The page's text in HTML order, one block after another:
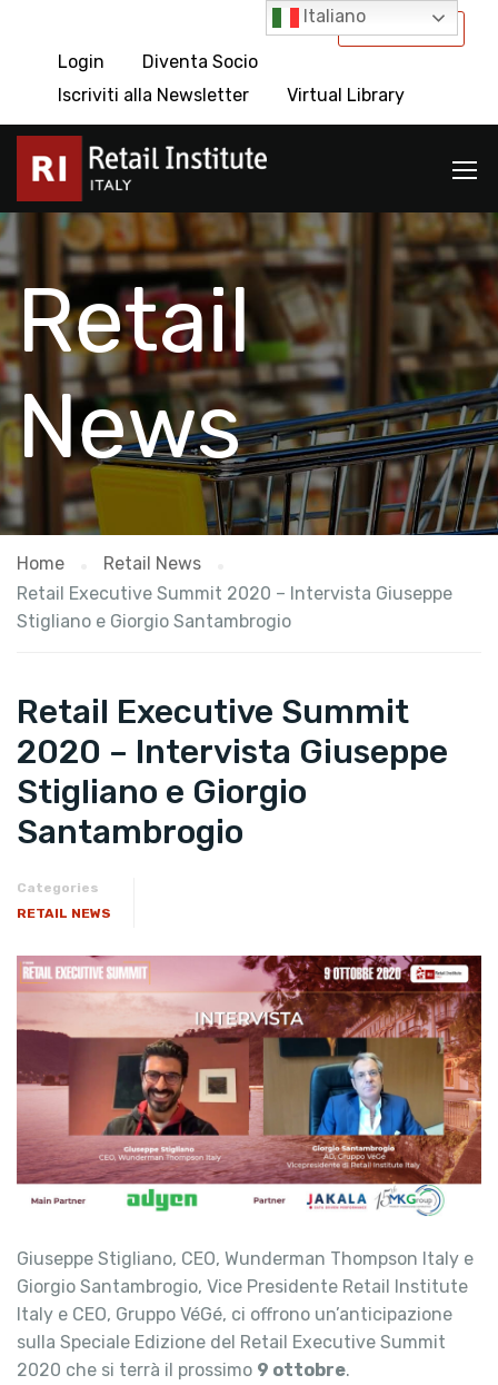
International
Login
Diventa Socio
Iscriviti alla Newsletter
Virtual Library
Retail
News
Home
Retail News
Retail Executive Summit 2020 – Intervista Giuseppe
Stigliano e Giorgio Santambrogio
Retail Executive Summit
2020 – Intervista Giuseppe
Stigliano e Giorgio
Santambrogio
Categories
RETAIL NEWS
Giuseppe Stigliano, CEO, Wunderman Thompson Italy e
Giorgio Santambrogio, Vice Presidente Retail Institute
Italy e CEO, Gruppo VéGé, ci offrono un’anticipazione
sulla Speciale Edizione del Retail Executive Summit
2020 che si terrà il prossimo 9 ottobre.
Italiano